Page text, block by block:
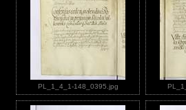
PL_1_4_1-148_0395.jpg